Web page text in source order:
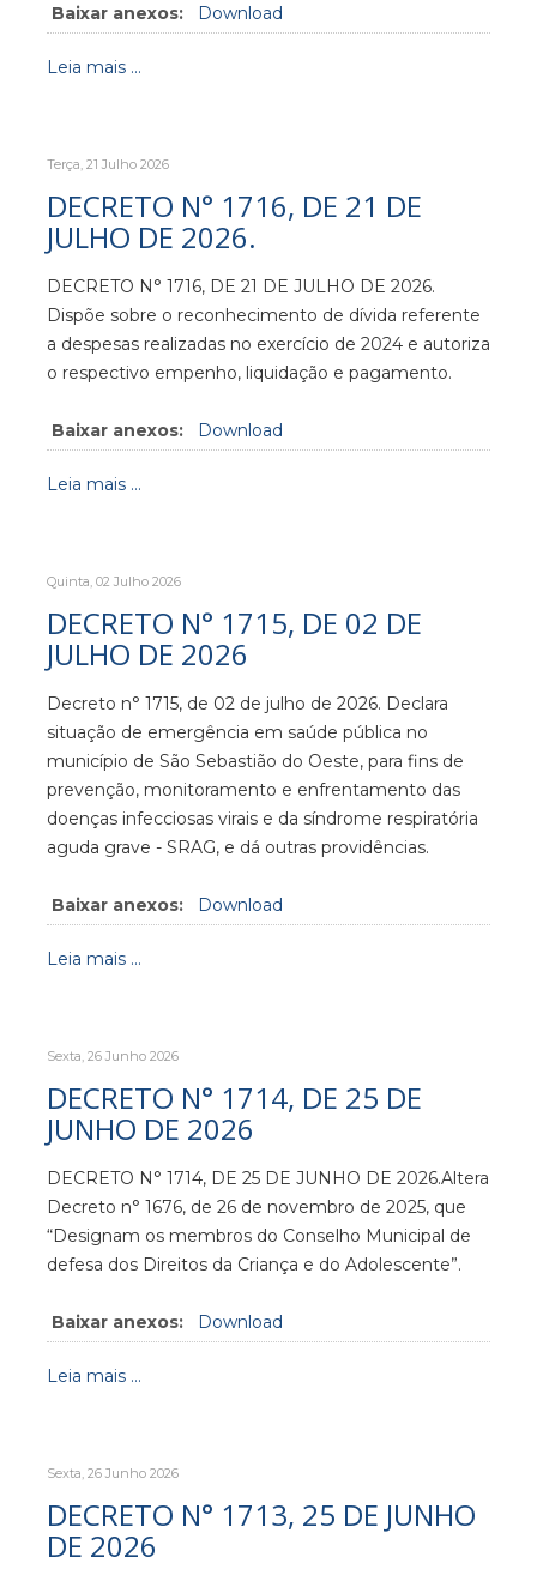
Baixar anexos: Download
Leia mais ...
Terça, 21 Julho 2026
DECRETO N° 1716, DE 21 DE
JULHO DE 2026.
DECRETO N° 1716, DE 21 DE JULHO DE 2026.
Dispõe sobre o reconhecimento de dívida referente
a despesas realizadas no exercício de 2024 e autoriza
o respectivo empenho, liquidação e pagamento.
Baixar anexos: Download
Leia mais ...
Quinta, 02 Julho 2026
DECRETO N° 1715, DE 02 DE
JULHO DE 2026
Decreto n° 1715, de 02 de julho de 2026. Declara
situação de emergência em saúde pública no
município de São Sebastião do Oeste, para fins de
prevenção, monitoramento e enfrentamento das
doenças infecciosas virais e da síndrome respiratória
aguda grave - SRAG, e dá outras providências.
Baixar anexos: Download
Leia mais ...
Sexta, 26 Junho 2026
DECRETO N° 1714, DE 25 DE
JUNHO DE 2026
DECRETO N° 1714, DE 25 DE JUNHO DE 2026.Altera
Decreto n° 1676, de 26 de novembro de 2025, que
“Designam os membros do Conselho Municipal de
defesa dos Direitos da Criança e do Adolescente”.
Baixar anexos: Download
Leia mais ...
Sexta, 26 Junho 2026
DECRETO N° 1713, 25 DE JUNHO
DE 2026